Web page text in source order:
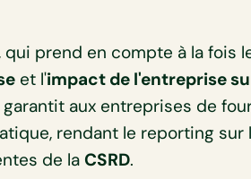
qui prend en compte à la fois
et l'impact de l'entreprise
aux entreprises de
rendant le reporting sur
de la CSRD.